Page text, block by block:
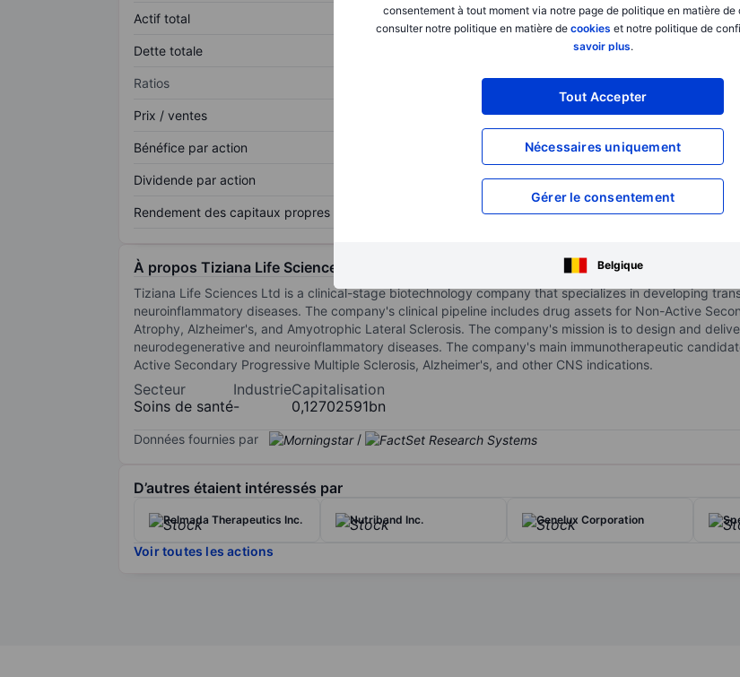
consentement à tout moment via notre page de politique en matière de
consulter notre politique en matière de cookies et notre politique de
savoir plus.
Tout Accepter
Nécessaires uniquement
Gérer le consentement
Belgique
Actif total XXXXXXX
Dette totale XXXXXXX
Ratios
Prix / ventes XXXXXXX
Bénéfice par action XXXXXXX
Dividende par action XXXXXXX
Rendement des capitaux propres XXXXXXX
Ouvrir un compte
À propos Tiziana Life Sciences Ltd. - ADR
Tiziana Life Sciences Ltd is a clinical-stage biotechnology company that specializes in developing
neuroinflammatory diseases. The company's clinical pipeline includes drug assets for Non-Active
Atrophy, Alzheimer's, and Amyotrophic Lateral Sclerosis. The company's mission is to design and
neurodegenerative and neuroinflammatory diseases. The company's main immunotherapeutic
Active Secondary Progressive Multiple Sclerosis, Alzheimer's, and other CNS indications.
Secteur
Soins de santé
Industrie
-
Capitalisation
0,12702591bn
Données fournies par /
D’autres étaient intéressés par
Relmada Therapeutics Inc. Nutriband Inc. Genelux Corporation
Voir toutes les actions